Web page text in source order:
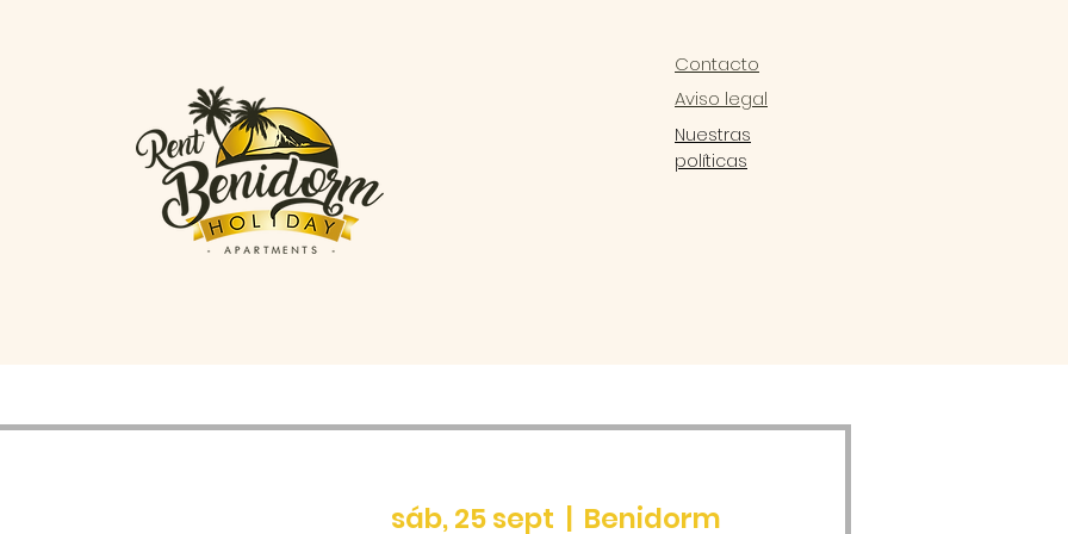
Contacto
Aviso legal
Nuestras
políticas
sáb, 25 sept
  |
Benidorm